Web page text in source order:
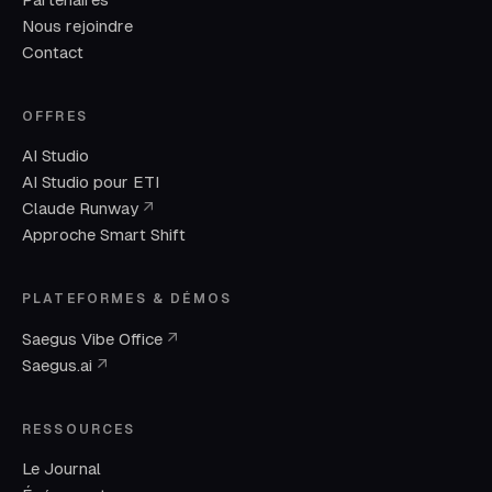
Nous rejoindre
Contact
OFFRES
AI Studio
AI Studio pour ETI
Claude Runway ↗
Approche Smart Shift
PLATEFORMES & DÉMOS
Saegus Vibe Office ↗
Saegus.ai ↗
RESSOURCES
Le Journal